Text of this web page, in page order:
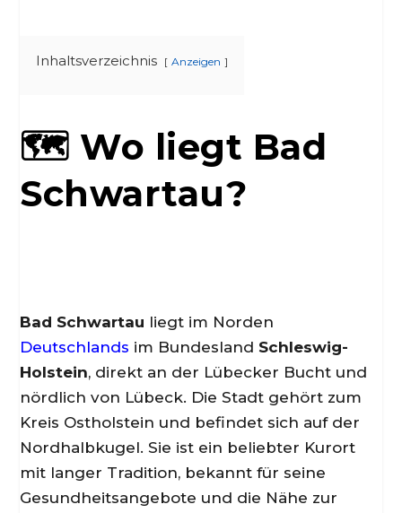
Inhaltsverzeichnis Anzeigen
🗺️ Wo liegt Bad
Schwartau?
Bad Schwartau liegt im Norden
Deutschlands im Bundesland Schleswig-
Holstein, direkt an der Lübecker Bucht und
nördlich von Lübeck. Die Stadt gehört zum
Kreis Ostholstein und befindet sich auf der
Nordhalbkugel. Sie ist ein beliebter Kurort
mit langer Tradition, bekannt für seine
Gesundheitsangebote und die Nähe zur